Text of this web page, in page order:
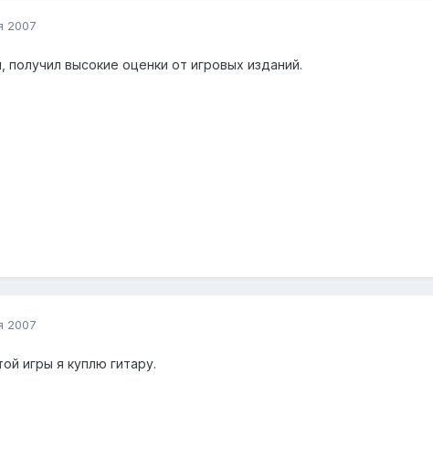
2007
высокие оценки от игровых изданий.
2007
игры я куплю гитару.